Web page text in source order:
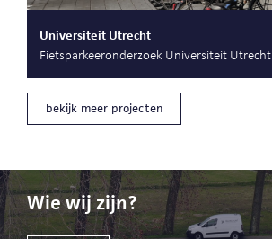
Universiteit Utrecht
Fietsparkeeronderzoek Universiteit Utrecht
bekijk meer projecten
Wie wij zijn?